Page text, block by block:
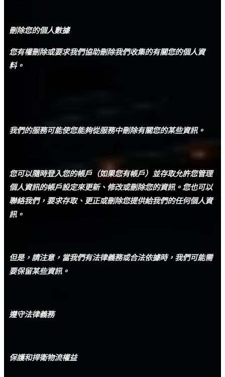
刪除您的個人數據
您有權刪除或要求我們協助刪除我們收集的有關您的個人資
料。
我們的服務可能使您能夠從服務中刪除有關您的某些資訊。
您可以隨時登入您的帳戶（如果您有帳戶）並存取允許您管理
個人資訊的帳戶設定來更新、修改或刪除您的資訊。您也可以
聯絡我們，要求存取、更正或刪除您提供給我們的任何個人資
訊。
但是，請注意，當我們有法律義務或合法依據時，我們可能需
要保留某些資訊。
遵守法律義務
保護和捍衛物流權益